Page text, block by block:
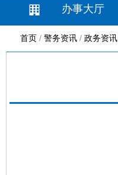
办事大厅
首页 / 警务资讯 / 政务资讯